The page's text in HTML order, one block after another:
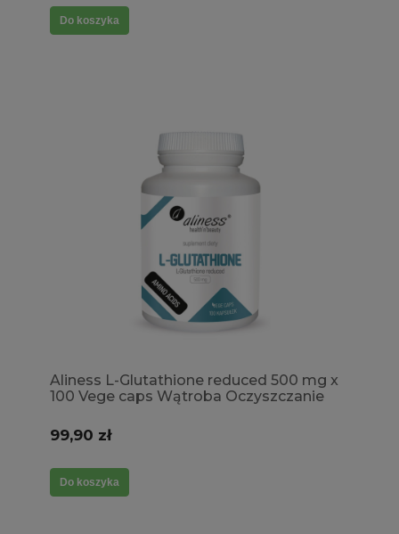
Do koszyka
Aliness L-Glutathione reduced 500 mg x
100 Vege caps Wątroba Oczyszczanie
99,90 zł
Do koszyka